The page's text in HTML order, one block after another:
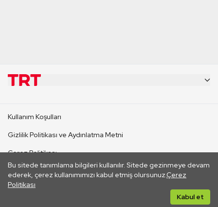
Bu sitede tanımlama bilgileri kullanılır. Sitede gezinmeye devam
ederek, çerez kullanımımızı kabul etmiş olursunuz.Çerez
Politikası
Kabul et
CANLI YAYINLAR
Kullanım Koşulları
Gizlilik Politikası ve Aydınlatma Metni
Çerez Politikası
İletişim
Her hakkı saklıdır. ©2026 TRT. Bağlantı yoluyla gidilen dış